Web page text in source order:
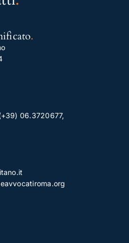
.
06.3720677,